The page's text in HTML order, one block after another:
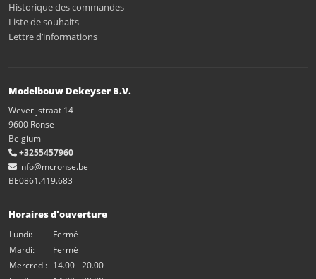
Historique des commandes
Liste de souhaits
Lettre d’informations
Modelbouw Dekeyser B.V.
Weverijstraat 14
9600 Ronse
Belgium
+3255457960
info@mcronse.be
BE0861.419.683
Horaires d'ouverture
Lundi:
Fermé
Mardi:
Fermé
Mercredi: 14.00 - 20.00